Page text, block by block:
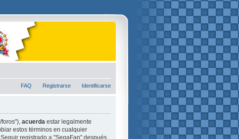
FAQ Registrarse Identificarse
acuerda estar legalmente
estos términos en cualquier
registrado a "SegaFan" después